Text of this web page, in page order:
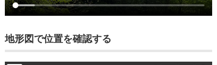
地形図で位置を確認する